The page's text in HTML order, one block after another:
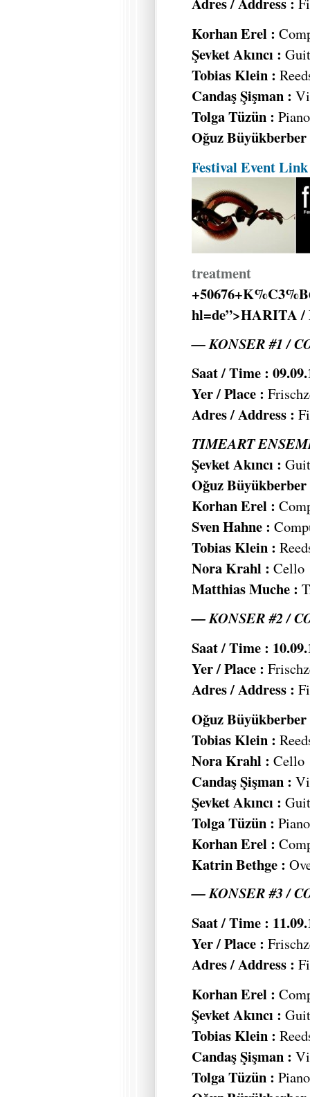
Korhan Erel :
Şevket Akıncı :
Tobias Klein :
Candaş Şişman :
Tolga Tüzün :
Oğuz
Festival Event Link
treatment
hl=de”>HARITA /
— KONSER #1 /
Saat / Time :
Yer / Place :
Adres / Address :
TIMEART
Şevket Akıncı :
Oğuz
Korhan Erel :
Sven Hahne :
Tobias Klein :
Nora Krahl : Cello
Matthias Muche :
— KONSER #2 /
Saat / Time :
Yer / Place :
Adres / Address :
Oğuz
Tobias Klein :
Nora Krahl : Cello
Candaş Şişman :
Şevket Akıncı :
Tolga Tüzün :
Korhan Erel :
Katrin Bethge :
— KONSER #3 /
Saat / Time :
Yer / Place :
Adres / Address :
Korhan Erel :
Şevket Akıncı :
Tobias Klein :
Candaş Şişman :
Tolga Tüzün :